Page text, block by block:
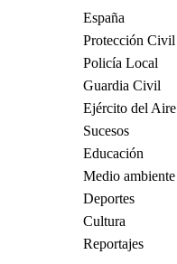
España
Protección Civil
Policía Local
Guardia Civil
Ejército del Aire
Sucesos
Educación
Medio ambiente
Deportes
Cultura
Reportajes